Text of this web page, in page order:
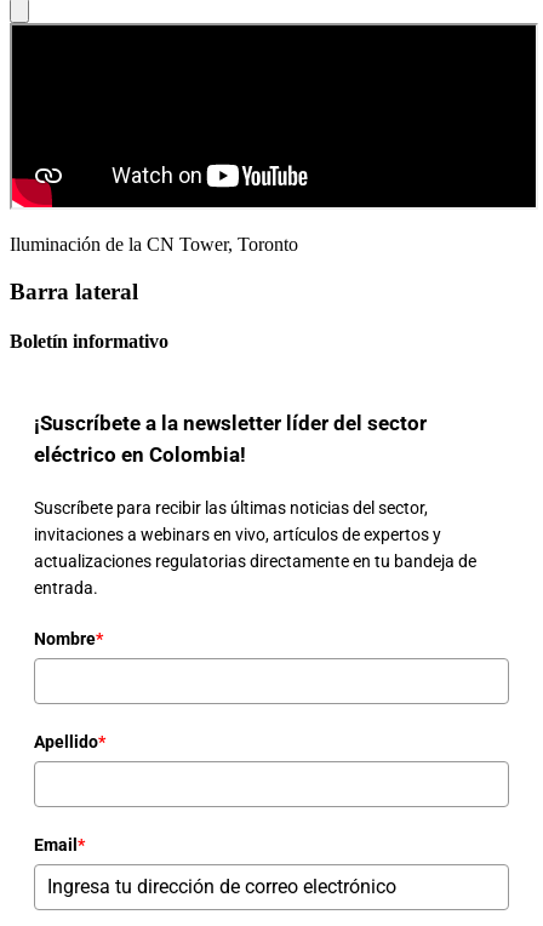
Iluminación de la CN Tower, Toronto
Barra lateral
Boletín informativo
¡Suscríbete a la newsletter líder del sector
eléctrico en Colombia!
Suscríbete para recibir las últimas noticias del sector,
invitaciones a webinars en vivo, artículos de expertos y
actualizaciones regulatorias directamente en tu bandeja de
entrada.
Nombre*
Apellido*
Email *